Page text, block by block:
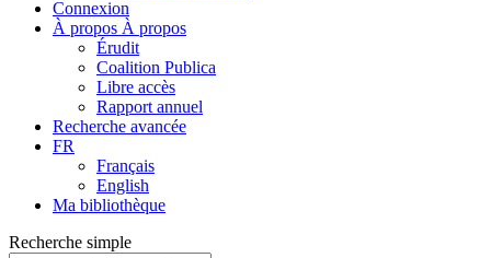
Connexion
À propos À propos
Érudit
Coalition Publica
Libre accès
Rapport annuel
Recherche avancée
FR
Français
English
Ma bibliothèque
Recherche simple